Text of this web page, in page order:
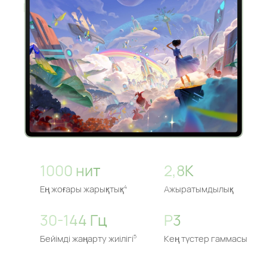
1000 нит
Ең жоғары жарықтық4
2,8K
Ажыратымдылық
30-144 Гц
Бейімді жаңарту жиілігі5
P3
Кең түстер гаммасы